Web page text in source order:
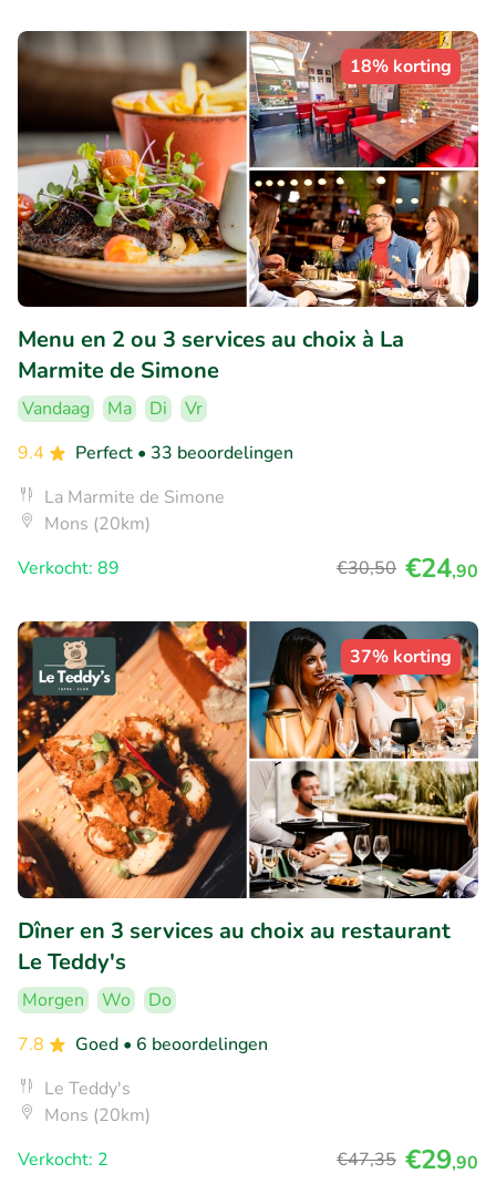
18% korting
Menu en 2 ou 3 services au choix à La
Marmite de Simone
Vandaag Ma Di
Vr
9.4
Perfect • 33 beoordelingen
La Marmite de Simone
Mons (20km)
Verkocht: 89
€30,50 €24,90
37% korting
Dîner en 3 services au choix au restaurant
Le Teddy's
Morgen Wo
Do
7.8
Goed • 6 beoordelingen
Le Teddy's
Mons (20km)
Verkocht: 2
€47,35 €29,90